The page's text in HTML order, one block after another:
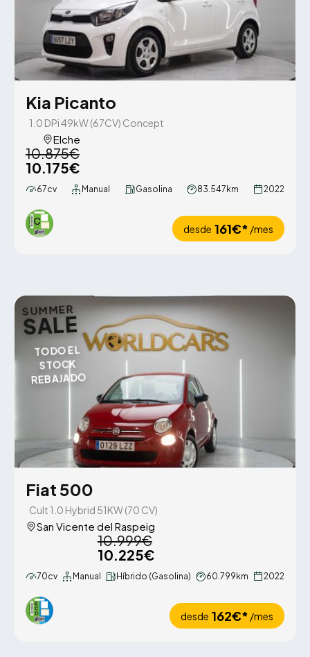
Kia Picanto
1.0 DPi 49kW (67CV) Concept
Elche
10.875€
10.175€
67cv Manual Gasolina 83.547km 2022
desde 161€* /mes
SUMMER
SALE
TODO EL
STOCK
REBAJADO
Fiat 500
Cult 1.0 Hybrid 51KW (70 CV)
San Vicente del Raspeig
10.999€
10.225€
70cv Manual Híbrido (Gasolina) 60.799km 2022
desde 162€* /mes